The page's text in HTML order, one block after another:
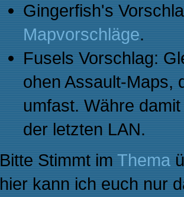
Gingerfish's
Mapvorschläge.
Fusels Vorschlag:
ohen Assault-Maps,
umfast. Währe
der letzten LAN.
Bitte Stimmt im Thema
hier kann ich euch nur